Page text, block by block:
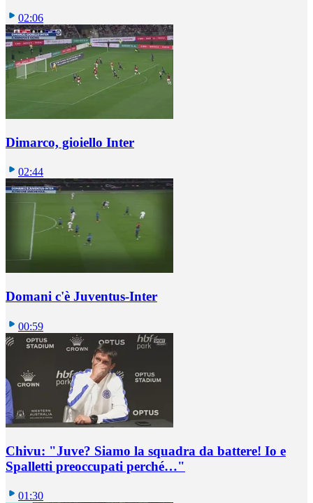
02:06
Dimarco, gioiello Inter
02:44
Domani c'è Juventus-Inter
00:59
Chivu: "Juve? Siamo la squadra da battere! Io e
Spalletti preoccupati perché…"
01:30